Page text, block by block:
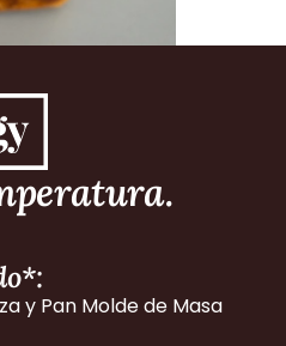
y Pan Molde de Masa